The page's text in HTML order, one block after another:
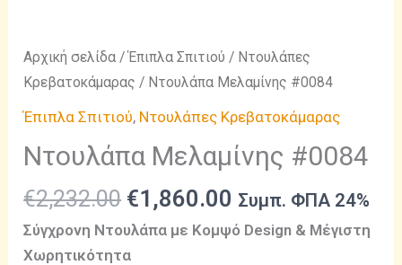
Αρχική σελίδα /Έπιπλα Σπιτιού / Ντουλάπες
Κρεβατοκάμαρας / Ντουλάπα Μελαμίνης #0084
Έπιπλα Σπιτιού, Ντουλάπες Κρεβατοκάμαρας
Ντουλάπα Μελαμίνης #0084
€2,232.00 Original
price
was:
€1,860.00 Η
τρέχουσα
Συμπ. ΦΠΑ 24%
Σύγχρονη Ντουλάπα με Κομψό Design & Μέγιστη
Χωρητικότητα